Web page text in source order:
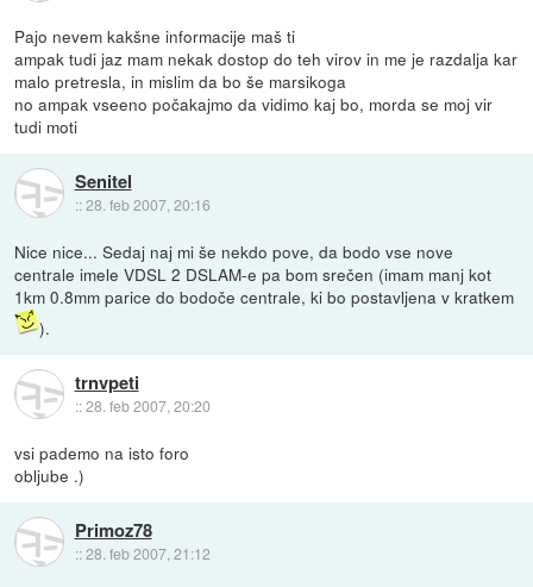
Pajo nevem kakšne informacije maš ti
ampak tudi jaz mam nekak dostop do teh virov in me je razdalja kar
malo pretresla, in mislim da bo še marsikoga
no ampak vseeno počakajmo da vidimo kaj bo, morda se moj vir
tudi moti
Senitel
::28. feb 2007, 20:16
Nice nice... Sedaj naj mi še nekdo pove, da bodo vse nove
centrale imele VDSL 2 DSLAM-e pa bom srečen (imam manj kot
1km 0.8mm parice do bodoče centrale, ki bo postavljena v kratkem
).
trnvpeti
::28. feb 2007, 20:20
vsi pademo na isto foro
obljube .)
Primoz78
::28. feb 2007, 21:12